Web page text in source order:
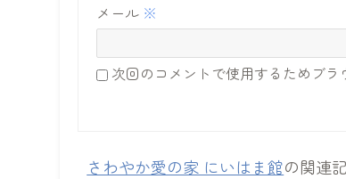
メール ※
次回のコメントで使用するためブ
さわやか愛の家 にいはま館の関連